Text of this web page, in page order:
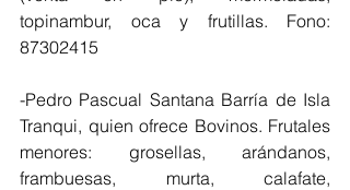
topinambur, oca y frutillas. Fono:
87302415
-Pedro Pascual Santana Barría de Isla
Tranqui, quien ofrece Bovinos. Frutales
menores: grosellas, arándanos,
frambuesas, murta, calafate,